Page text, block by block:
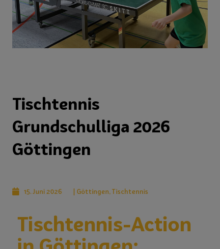
Tischtennis
Grundschulliga 2026
Göttingen
15. Juni 2026 | Göttingen,Tischtennis
Tischtennis-Action